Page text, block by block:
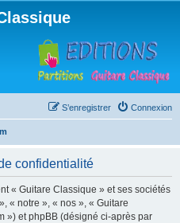
Connexion
S’enregistrer
confidentialité
« Guitare Classique » et ses sociétés
« notre », « nos », « Guitare
») et phpBB (désigné ci-après par